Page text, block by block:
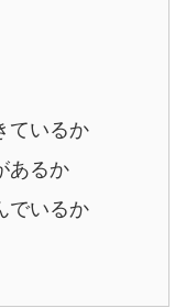
ているか
あるか
でいるか